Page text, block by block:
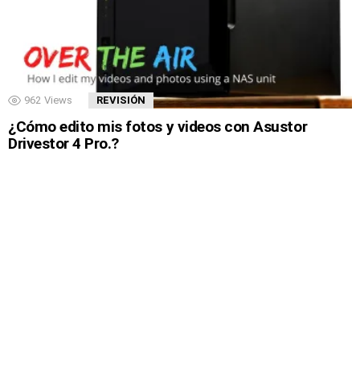
962 Views REVISIÓN
¿Cómo edito mis fotos y videos con Asustor
Drivestor 4 Pro.?